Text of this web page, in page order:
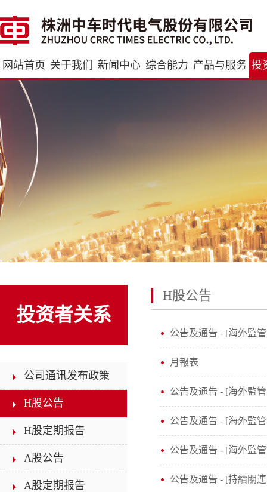
网站首页 关于我们 新闻中心 综合能力 产品与服务 投
投资者关系
公司通讯发布政策
H股公告
H股定期报告
A股公告
A股定期报告
H股公告
公告及通告 - [海外監
月報表
公告及通告 - [海外監
公告及通告 - [海外監
公告及通告 - [海外監
公告及通告 - [持續關